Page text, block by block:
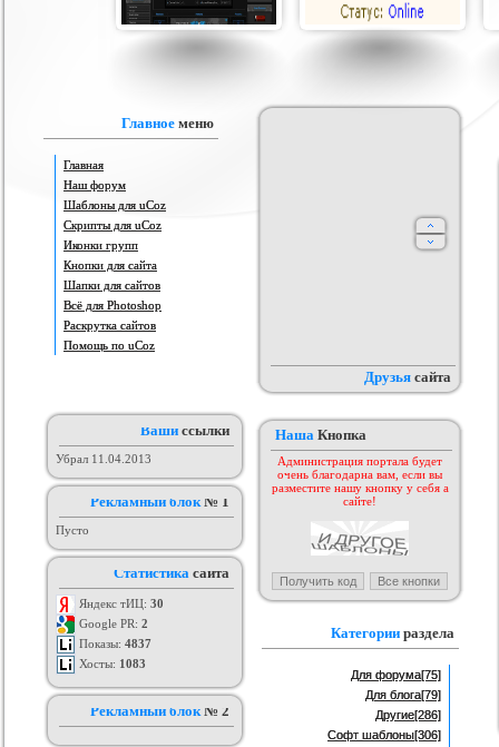
музыкальной
на движке
Шаблон для Ucoz : Irene
ucoz BsGames
Шаблон для ucoz Wow-Good
Категория :Ucoz
uNI-Lite для uCoz
Категория : Ucoz
Главное меню
Главная
Наш форум
Шаблоны для uCoz
Скрипты для uCoz
Иконки групп
Кнопки для сайта
Шапки для сайтов
Всё для Photoshop
Раскрутка сайтов
Помощь по uCoz
Ваши ссылки
Убрал 11.04.2013
Рекламный блок№ 1
Пусто
Статистика сайта
Яндекс тИЦ: 30
Google PR: 2
Показы: 4837
Хосты: 1083
Рекламный блок№ 2
Друзья сайта
Наша Кнопка
Администрация портала будет
очень благодарна вам, если вы
разместите нашу кнопку у себя а
сайте!
Категории раздела
Для форума[75]
Для блога[79]
Другие[286]
Софт шаблоны[306]